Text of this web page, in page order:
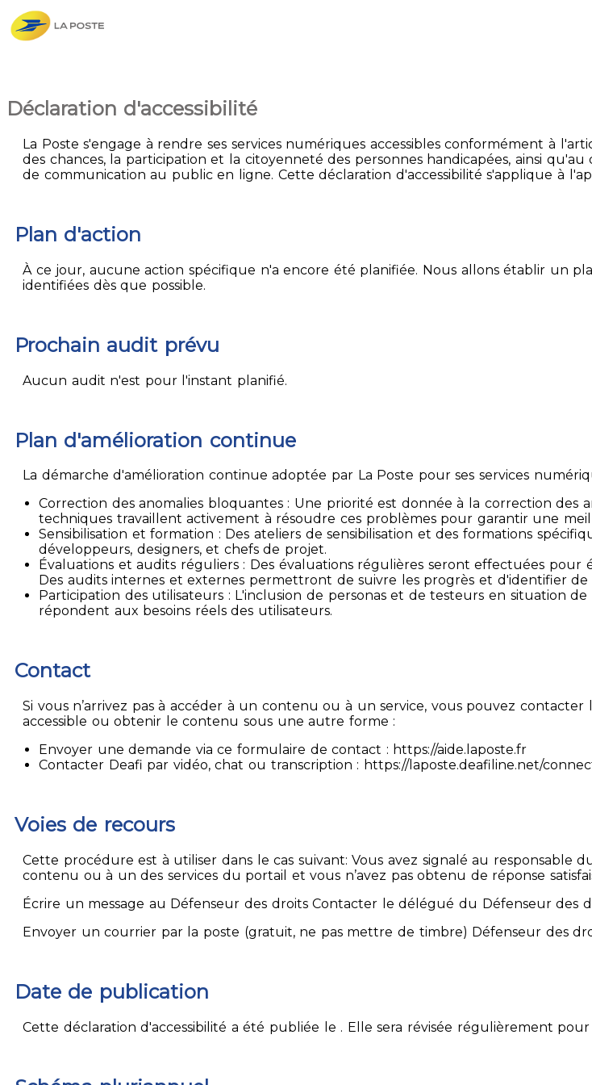
Déclaration d'accessibilité
La Poste s'engage à rendre ses services numériques accessibles conformément à
des chances, la participation et la citoyenneté des personnes handicapées, ainsi
de communication au public en ligne. Cette déclaration d'accessibilité s'applique à
Plan d'action
À ce jour, aucune action spécifique n'a encore été planifiée. Nous allons établir un
identifiées dès que possible.
Prochain audit prévu
Aucun audit n'est pour l'instant planifié.
Plan d'amélioration continue
La démarche d'amélioration continue adoptée par La Poste pour ses services
Correction des anomalies bloquantes : Une priorité est donnée à la correction des
techniques travaillent activement à résoudre ces problèmes pour garantir une
Sensibilisation et formation : Des ateliers de sensibilisation et des formations
développeurs, designers, et chefs de projet.
Évaluations et audits réguliers : Des évaluations régulières seront effectuées pour
Des audits internes et externes permettront de suivre les progrès et d'identifier de
Participation des utilisateurs : L'inclusion de personas et de testeurs en situation
répondent aux besoins réels des utilisateurs.
Contact
Si vous n’arrivez pas à accéder à un contenu ou à un service, vous pouvez
accessible ou obtenir le contenu sous une autre forme :
Envoyer une demande via ce formulaire de contact : https://aide.laposte.fr
Contacter Deafi par vidéo, chat ou transcription : https://laposte.deafiline.net/
Voies de recours
Cette procédure est à utiliser dans le cas suivant: Vous avez signalé au responsable
contenu ou à un des services du portail et vous n’avez pas obtenu de réponse
Écrire un message au Défenseur des droits Contacter le délégué du Défenseur des
Envoyer un courrier par la poste (gratuit, ne pas mettre de timbre) Défenseur des
Date de publication
Cette déclaration d'accessibilité a été publiée le . Elle sera révisée régulièrement